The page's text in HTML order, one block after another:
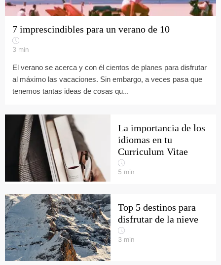
7 imprescindibles para un verano de 10
3 min
El verano se acerca y con él cientos de planes para disfrutar
al máximo las vacaciones. Sin embargo, a veces pasa que
tenemos tantas ideas de cosas qu...
La importancia de los
idiomas en tu
Curriculum Vitae
5 min
Top 5 destinos para
disfrutar de la nieve
3 min